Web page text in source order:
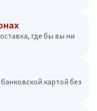
где бы вы ни
картой без